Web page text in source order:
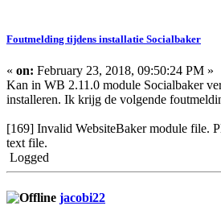
Foutmelding tijdens installatie Socialbaker
« on: February 23, 2018, 09:50:24 PM »
Kan in WB 2.11.0 module Socialbaker
installeren. Ik krijg de volgende
[169] Invalid WebsiteBaker module file.
text file.
Logged
jacobi22